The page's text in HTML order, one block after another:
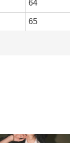
64
65